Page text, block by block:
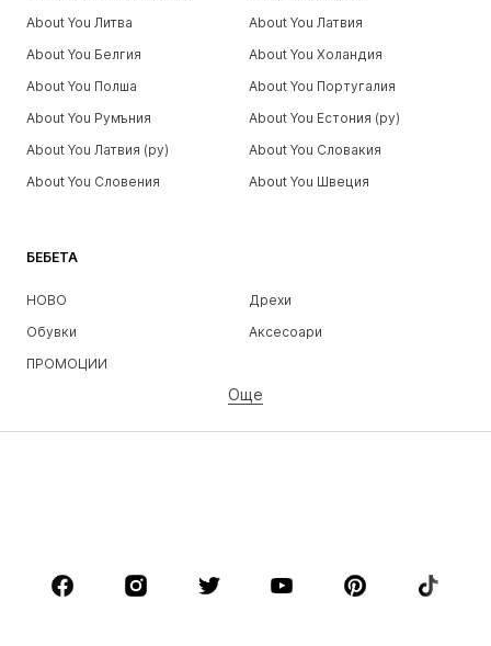
БЕБЕТА
НОВО
Дрехи
Обувки
Аксесоари
ПРОМОЦИИ
МАРКИ
Още
About You Литва
About You Латвия
About You Белгия
About You Холандия
About You Полша
About You Португалия
About You Румъния
About You Естония (ру)
About You Латвия (ру)
About You Словакия
About You Словения
About You Швеция